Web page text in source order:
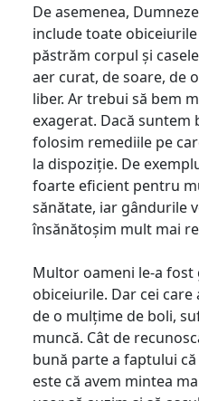
De asemenea,
include toate
păstrăm corpul și
aer curat, de soare, de
liber. Ar trebui să bem
exagerat. Dacă suntem
folosim remediile pe
la dispoziție. De
foarte eficient pentru
sănătate, iar gândurile
însănătoșim mult mai
Multor oameni le-a fost
obiceiurile. Dar cei
de o mulțime de boli,
muncă. Cât de
bună parte a faptului
este că avem mintea